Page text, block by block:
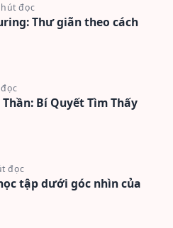
đọc
Thư giãn theo cách
Thần: Bí Quyết Tìm Thấy
đọc
tập dưới góc nhìn của